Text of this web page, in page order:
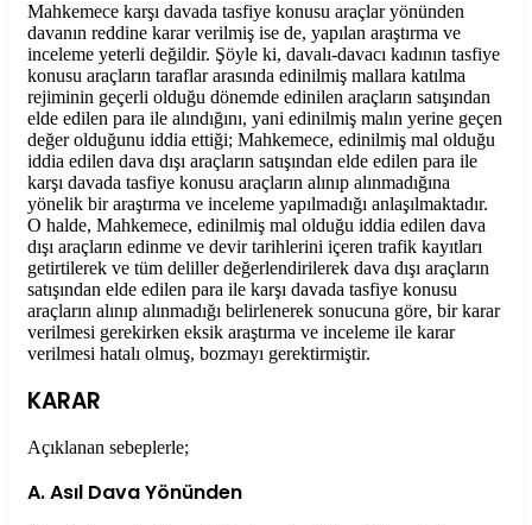
Mahkemece karşı davada tasfiye konusu araçlar yönünden
davanın reddine karar verilmiş ise de, yapılan araştırma ve
inceleme yeterli değildir. Şöyle ki, davalı-davacı kadının tasfiye
konusu araçların taraflar arasında edinilmiş mallara katılma
rejiminin geçerli olduğu dönemde edinilen araçların satışından
elde edilen para ile alındığını, yani edinilmiş malın yerine geçen
değer olduğunu iddia ettiği; Mahkemece, edinilmiş mal olduğu
iddia edilen dava dışı araçların satışından elde edilen para ile
karşı davada tasfiye konusu araçların alınıp alınmadığına
yönelik bir araştırma ve inceleme yapılmadığı anlaşılmaktadır.
O halde, Mahkemece, edinilmiş mal olduğu iddia edilen dava
dışı araçların edinme ve devir tarihlerini içeren trafik kayıtları
getirtilerek ve tüm deliller değerlendirilerek dava dışı araçların
satışından elde edilen para ile karşı davada tasfiye konusu
araçların alınıp alınmadığı belirlenerek sonucuna göre, bir karar
verilmesi gerekirken eksik araştırma ve inceleme ile karar
verilmesi hatalı olmuş, bozmayı gerektirmiştir.
KARAR
Açıklanan sebeplerle;
A. Asıl Dava Yönünden